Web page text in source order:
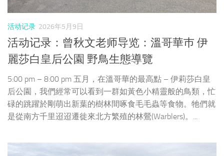
活动记录 2026年5月9日
活动记录：曾秋文老师导览：溫哥華巿 伊
麗莎白皇后公園 野鳥生態導覽
5:00 pm – 8:00 pm 五月，在溫哥華的最高點 – 伊莉莎白皇
后公園，我們經常可以看到一群如黃色小精靈般的鳥類，忙
碌的跳躍於剛萌出新葉的樹林間啄食毛毛蟲等食物。牠們就
是從南方千里迢迢遷徙來北方繁殖的林鶯(Warblers)。...